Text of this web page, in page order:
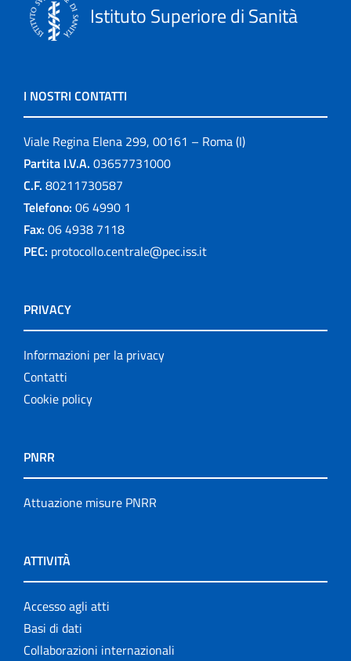
Istituto Superiore di Sanità
I NOSTRI CONTATTI
Viale Regina Elena 299, 00161 – Roma (I)
Partita I.V.A. 03657731000
C.F. 80211730587
Telefono: 06 4990 1
Fax: 06 4938 7118
PEC: protocollo.centrale@pec.iss.it
PRIVACY
Informazioni per la privacy
Contatti
Cookie policy
PNRR
Attuazione misure PNRR
ATTIVITÀ
Accesso agli atti
Basi di dati
Collaborazioni internazionali